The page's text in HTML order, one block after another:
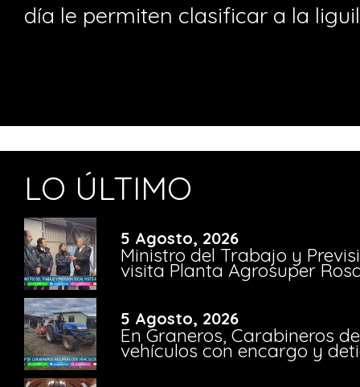
día le permiten clasificar a la
LO ÚLTIMO
5 Agosto, 2026
Ministro del Trabajo y
visita Planta Agrosuper
5 Agosto, 2026
En Graneros, Carabineros
vehículos con encargo y